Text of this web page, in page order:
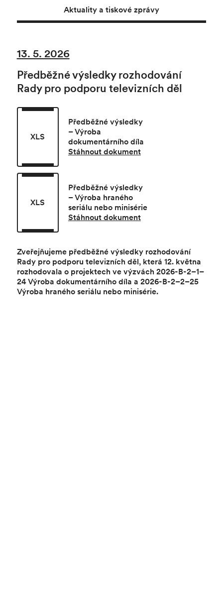
Aktuality a tiskové zprávy
13. 5. 2026
Předběžné výsledky rozhodování
Rady pro podporu televizních děl
Předběžné výsledky
– Výroba
dokumentárního díla
Stáhnout dokument
XLS
Předběžné výsledky
– Výroba hraného
seriálu nebo minisérie
Stáhnout dokument
XLS
Zveřejňujeme předběžné výsledky rozhodování
Rady pro podporu televizních děl, která 12. května
rozhodovala o projektech ve výzvách 2026-B-2–1–
24 Výroba dokumentárního díla a 2026-B-2–2–25
Výroba hraného seriálu nebo minisérie.